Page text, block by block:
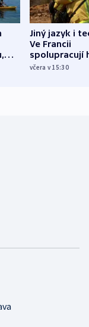
Jiný jazyk i
Ve Francii
spolupracují
různých zemí
včera v 15:30